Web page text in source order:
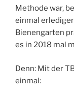
Methode war,
einmal
Bienengarten
es in 2018 mal
Denn: Mit der
einmal: